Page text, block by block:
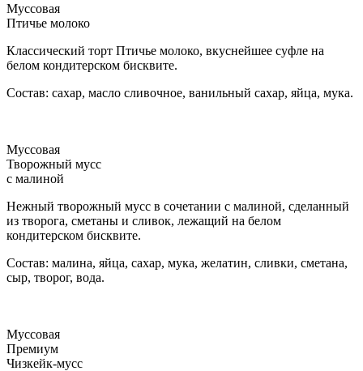
Муссовая
Птичье молоко
Классический торт Птичье молоко, вкуснейшее суфле на
белом кондитерском бисквите.
Состав: сахар, масло сливочное, ванильный сахар, яйца, мука.
Муссовая
Творожный мусс
с малиной
Нежный творожный мусс в сочетании с малиной, сделанный
из творога, сметаны и сливок, лежащий на белом
кондитерском бисквите.
Состав: малина, яйца, сахар, мука, желатин, сливки, сметана,
сыр, творог, вода.
Муссовая
Премиум
Чизкейк-мусс